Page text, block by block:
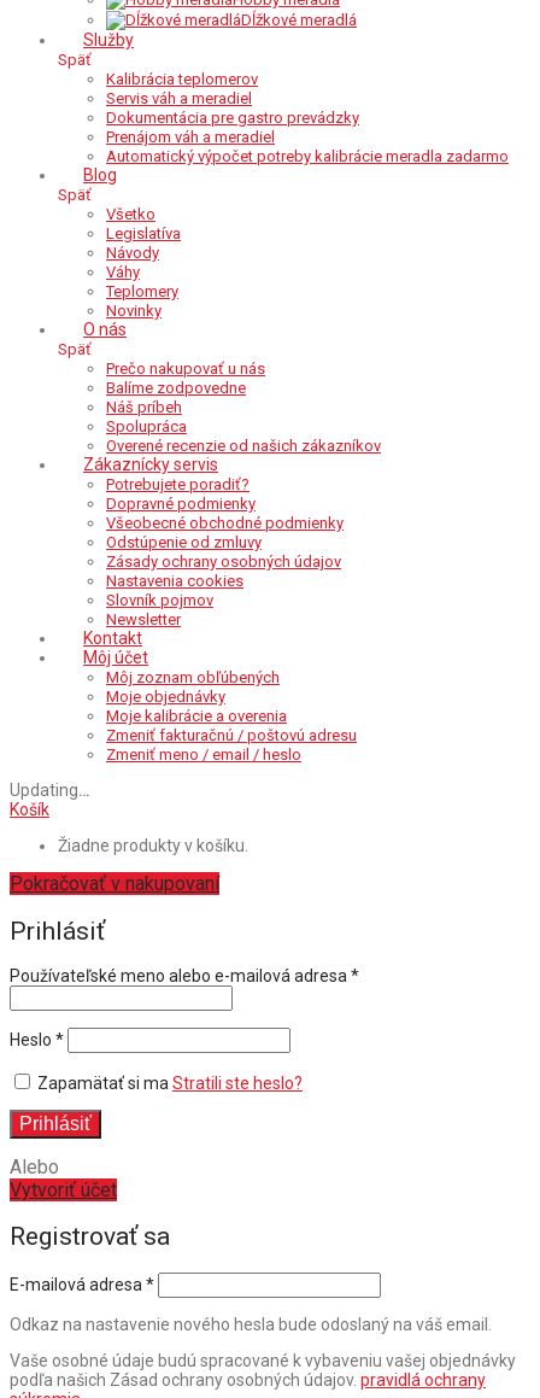
Dĺžkové meradlá
Služby
Späť
Kalibrácia teplomerov
Servis váh a meradiel
Dokumentácia pre gastro prevádzky
Prenájom váh a meradiel
Automatický výpočet potreby kalibrácie meradla zadarmo
Blog
Späť
Všetko
Legislatíva
Návody
Váhy
Teplomery
Novinky
O nás
Späť
Prečo nakupovať u nás
Balíme zodpovedne
Náš príbeh
Spolupráca
Overené recenzie od našich zákazníkov
Zákaznícky servis
Potrebujete poradiť?
Dopravné podmienky
Všeobecné obchodné podmienky
Odstúpenie od zmluvy
Zásady ochrany osobných údajov
Nastavenia cookies
Slovník pojmov
Newsletter
Kontakt
Môj účet
Môj zoznam obľúbených
Moje objednávky
Moje kalibrácie a overenia
Zmeniť fakturačnú / poštovú adresu
Zmeniť meno / email / heslo
Updating…
Košík
Žiadne produkty v košíku.
Pokračovať v nakupovaní
Prihlásiť
Používateľské meno alebo e-mailová adresa *Povinné
Heslo *Povinné
Zapamätať si ma Stratili ste heslo?
Prihlásiť
Alebo
Vytvoriť účet
Registrovať sa
E-mailová adresa *
Odkaz na nastavenie nového hesla bude odoslaný na váš email.
Vaše osobné údaje budú spracované k vybaveniu vašej objednávky
podľa našich Zásad ochrany osobných údajov. pravidlá ochrany